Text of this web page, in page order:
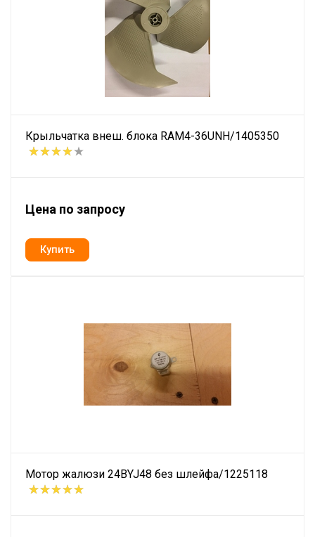
Крыльчатка внеш. блока RAM4-36UNH/1405350
Цена по запросу
Мотор жалюзи 24BYJ48 без шлейфа/1225118